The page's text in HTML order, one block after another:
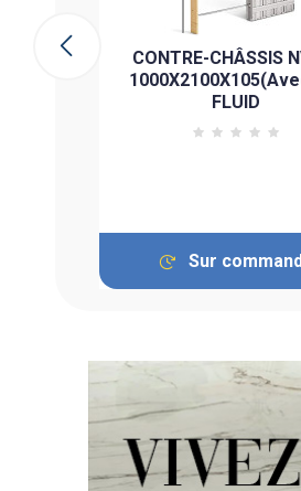
CONTRE-CHÂSSIS
FLUID
Sur